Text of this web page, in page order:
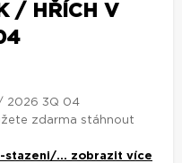
/ HŘÍCH V
2026 3Q 04
zdarma stáhnout
stazeni/... zobrazit více